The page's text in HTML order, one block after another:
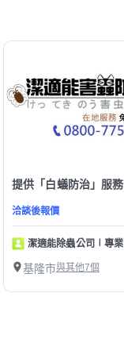
提供「白蟻防治」服務
洽談後報價
潔適能除蟲公司∣專
基隆市與其他7個